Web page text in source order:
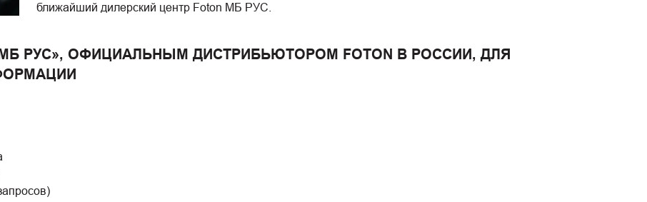
ближайший дилерский центр Foton МБ РУС.
РУС», ОФИЦИАЛЬНЫМ ДИСТРИБЬЮТОРОМ FOTON В РОССИИ, ДЛЯ